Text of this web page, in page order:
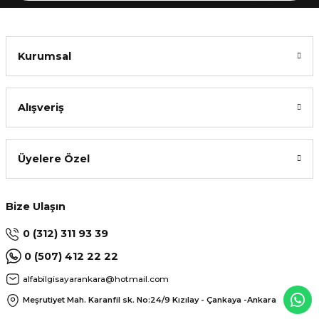
Kurumsal
Alışveriş
Üyelere Özel
Bize Ulaşın
0 (312) 311 93 39
0 (507) 412 22 22
alfabilgisayarankara@hotmail.com
Meşrutiyet Mah. Karanfil sk. No:24/9 Kızılay - Çankaya -Ankara